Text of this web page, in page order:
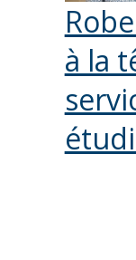
à la